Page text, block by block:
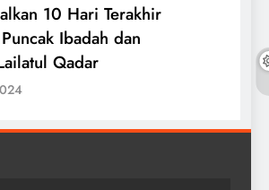
10 Hari Terakhir
Ibadah dan
Qadar